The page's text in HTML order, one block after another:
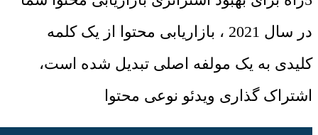
در سال 2021 ، بازاریابی محتوا از یک کلمه
کلیدی به یک مولفه اصلی تبدیل شده است،
اشتراک گذاری ویدئو نوعی محتوا